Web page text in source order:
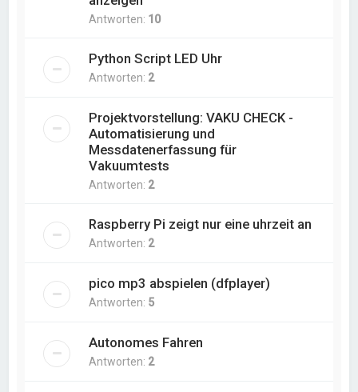
Antworten: 10
Python Script LED Uhr
Antworten: 2
Projektvorstellung: VAKU CHECK -
Automatisierung und
Messdatenerfassung für
Vakuumtests
Antworten: 2
Raspberry Pi zeigt nur eine uhrzeit an
Antworten: 2
pico mp3 abspielen (dfplayer)
Antworten: 5
Autonomes Fahren
Antworten: 2